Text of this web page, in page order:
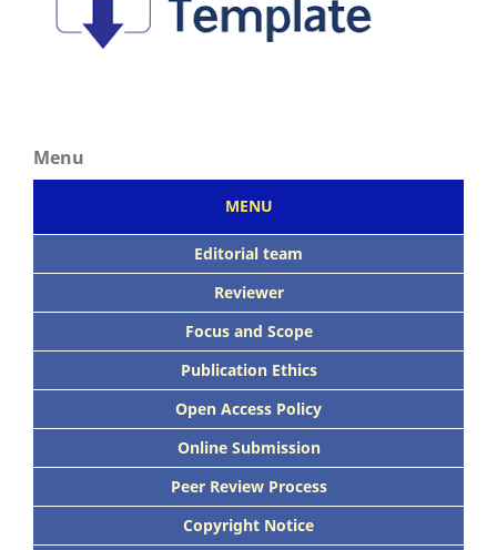
Menu
MENU
Editorial team
Reviewer
Focus and Scope
Publication Ethics
Open Access Policy
Online Submission
Peer Review Process
Copyright Notice